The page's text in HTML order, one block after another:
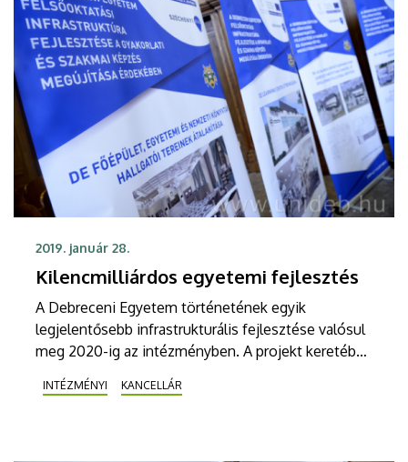
2019. január 28.
Kilencmilliárdos egyetemi fejlesztés
A Debreceni Egyetem történetének egyik
legjelentősebb infrastrukturális fejlesztése valósul
meg 2020-ig az intézményben. A projekt keretében
képzés megújítását szolgálják.
INTÉZMÉNYI KANCELLÁR